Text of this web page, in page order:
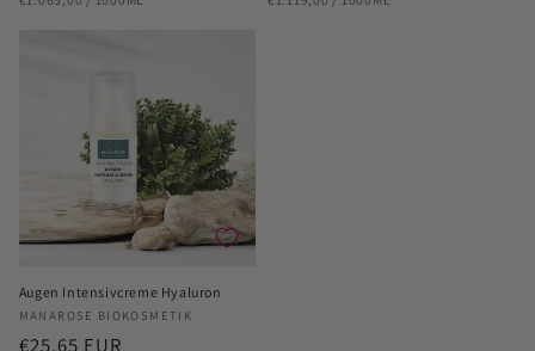
Augen Intensivcreme Hyaluron
Anbieter:
MANAROSE BIOKOSMETIK
Normaler
€25,65 EUR